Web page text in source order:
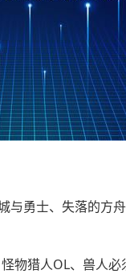
勇士、失落的方
物猎人OL、兽人